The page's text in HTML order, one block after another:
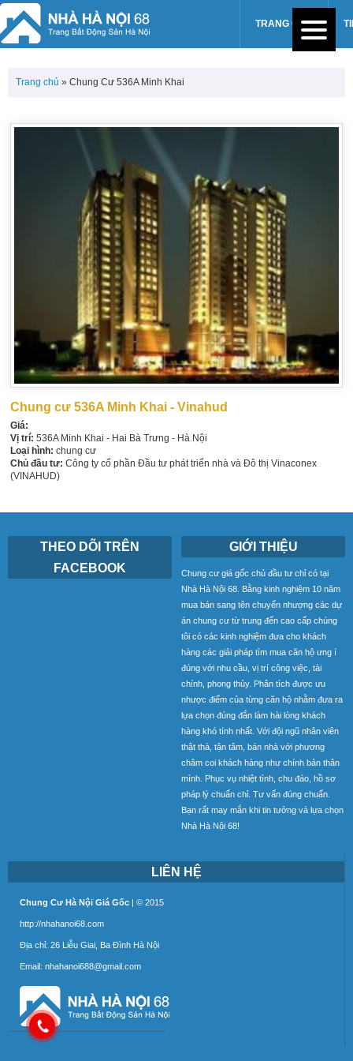
TRANG CHỦ
Trang chủ » Chung Cư 536A Minh Khai
Chung cư 536A Minh Khai - Vinahud
Giá:
Vị trí: 536A Minh Khai - Hai Bà Trưng - Hà Nội
Loại hình: chung cư
Chủ đầu tư: Công ty cổ phần Đầu tư phát triển nhà và Đô thị Vinaconex
(VINAHUD)
THEO DÕI TRÊN
FACEBOOK
GIỚI THIỆU
Chung cư giá gốc chủ đầu tư chỉ có tại
Nhà Hà Nội 68. Bằng kinh nghiệm 10 năm
mua bán sang tên chuyển nhượng các dự
án chung cư từ trung đến cao cấp chúng
tôi có các kinh nghiệm đưa cho khách
hàng các giải pháp tìm mua căn hộ ưng í
đúng với nhu cầu, vị trí công việc, tài
chính, phong thủy. Phân tích được ưu
nhược điểm của từng căn hộ nhằm đưa ra
lựa chọn đúng đắn làm hài lòng khách
hàng khó tính nhất. Với đội ngũ nhân viên
thật thà, tận tâm, bán nhà với phương
châm coi khách hàng như chính bản thân
mình. Phục vụ nhiệt tình, chu đáo, hồ sơ
pháp lý chuẩn chỉ. Tư vấn đúng chuẩn.
Bạn rất may mắn khi tin tưởng và lựa chọn
Nhà Hà Nội 68!
LIÊN HỆ
Chung Cư Hà Nội Giá Gốc | © 2015
http://nhahanoi68.com
Địa chỉ: 26 Liễu Giai, Ba Đình Hà Nội
Email: nhahanoi688@gmail.com